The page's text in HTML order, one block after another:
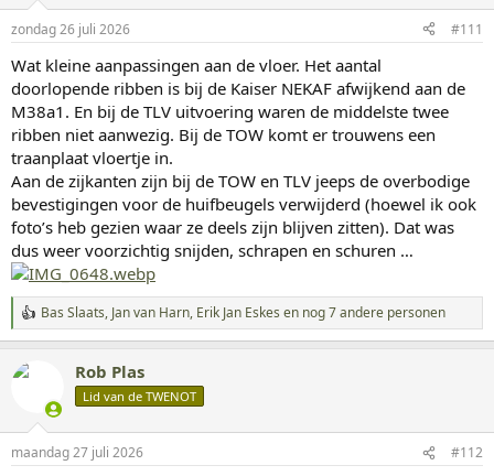
i
n
g
e
n
:
zondag 26 juli 2026 #111
Wat kleine aanpassingen aan de vloer. Het aantal
doorlopende ribben is bij de Kaiser NEKAF afwijkend aan de
M38a1. En bij de TLV uitvoering waren de middelste twee
ribben niet aanwezig. Bij de TOW komt er trouwens een
traanplaat vloertje in.
Aan de zijkanten zijn bij de TOW en TLV jeeps de overbodige
bevestigingen voor de huifbeugels verwijderd (hoewel ik ook
foto’s heb gezien waar ze deels zijn blijven zitten). Dat was
dus weer voorzichtig snijden, schrapen en schuren …
W
a
r
n
Bas Slaats, Jan van Harn, Erik Jan Eskes en nog 7 andere personen
Rob Plas
Lid van de TWENOT
maandag 27 juli 2026 #112